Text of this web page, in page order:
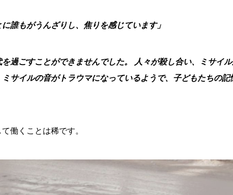
誰もがうんざりし、焦りを感じています」
過ごすことができませんでした。 人々が殺し合い、ミサイ
サイルの音がトラウマになっているようで、子どもたちの
働くことは稀です。